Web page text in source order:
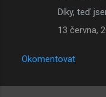
Díky, teď
13 června,
Okomentovat